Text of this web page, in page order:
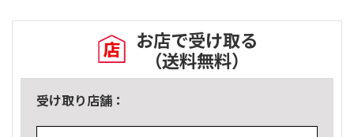
お店で受け取る
（送料無料）
受け取り店舗：